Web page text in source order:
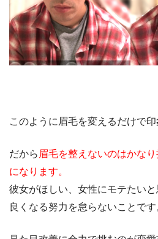
このように眉毛を変えるだけで印
だから 眉毛を整えないのはかな
になります。
彼女がほしい、女性にモテたい
良くなる努力を怠らないことです